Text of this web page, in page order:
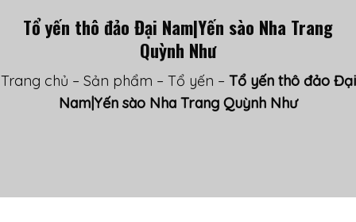
Tổ yến thô đảo Đại Nam|Yến sào Nha Trang
Quỳnh Như
Trang chủ – Sản phẩm – Tổ yến – Tổ yến thô đảo Đại
Nam|Yến sào Nha Trang Quỳnh Như